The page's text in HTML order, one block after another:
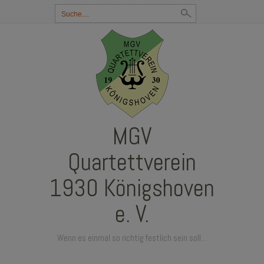
Suchbegriff
eingeben:
MGV
Quartettverein
1930 Königshoven
e. V.
Wenn es einmal so richtig festlich sein soll…